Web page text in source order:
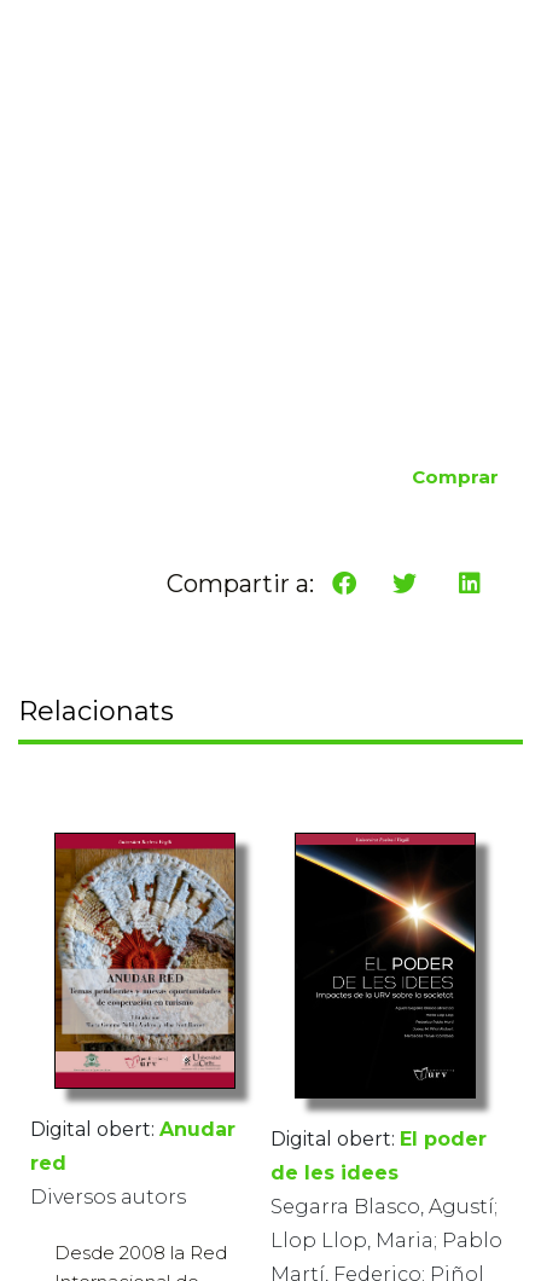
Comprar
Compartir a:
Relacionats
Digital obert: Anudar
red
Diversos autors
Desde 2008 la Red
Digital obert: El poder
de les idees
Segarra Blasco, Agustí;
Llop Llop, Maria; Pablo
Martí, Federico; Piñol